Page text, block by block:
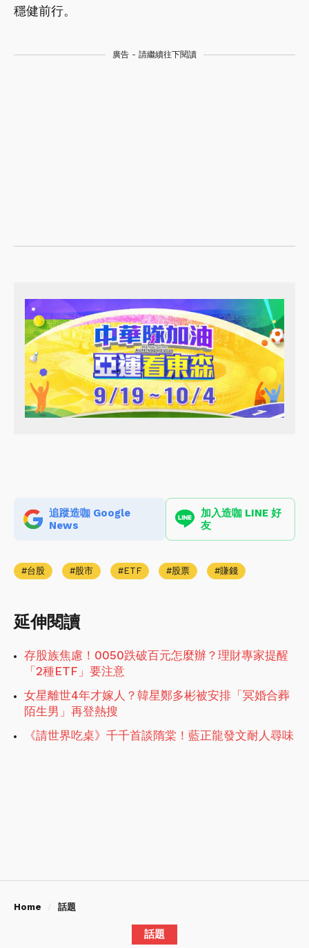
穩健前行。
廣告 - 請繼續往下閱讀
追蹤造咖 Google
News
加入造咖 LINE 好
友
台股 股市 ETF 股票 賺錢
延伸閱讀
存股族焦慮！0050跌破百元怎麼辦？理財專家提醒
「2種ETF」要注意
女星離世4年才嫁人？韓星鄭多彬被安排「冥婚合葬
陌生男」再登熱搜
《請世界吃桌》千千首談隋棠！藍正龍發文耐人尋味
Home 話題
話題